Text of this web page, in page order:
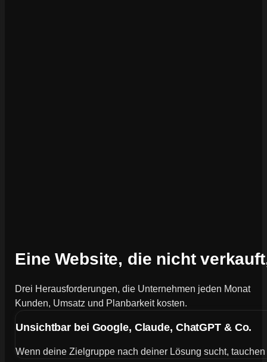
Eine Website, die nicht
Drei Herausforderungen, die Unternehmen jeden Monat
Kunden, Umsatz und Planbarkeit kosten.
Unsichtbar bei Google, Claude, ChatGPT & Co.
Wenn deine Zielgruppe nach deiner Lösung sucht,